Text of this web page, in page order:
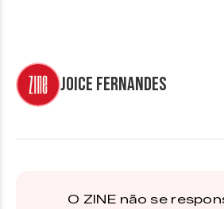
Joice Fernandes
O ZINE não se